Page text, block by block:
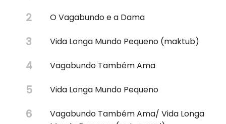
O Vagabundo e a Dama
Vida Longa Mundo Pequeno (maktub)
Vagabundo Também Ama
Vida Longa Mundo Pequeno
Vagabundo Também Ama/ Vida Longa